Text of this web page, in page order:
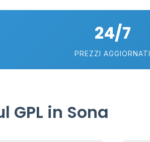
24/7
PREZZI AGGIORNATI
in Sona